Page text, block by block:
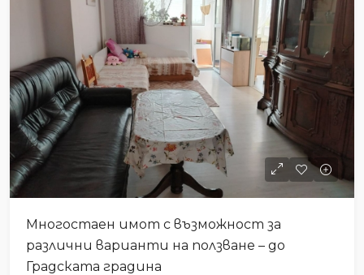
Многостаен имот с възможност за
различни варианти на ползване – до
Градската градина